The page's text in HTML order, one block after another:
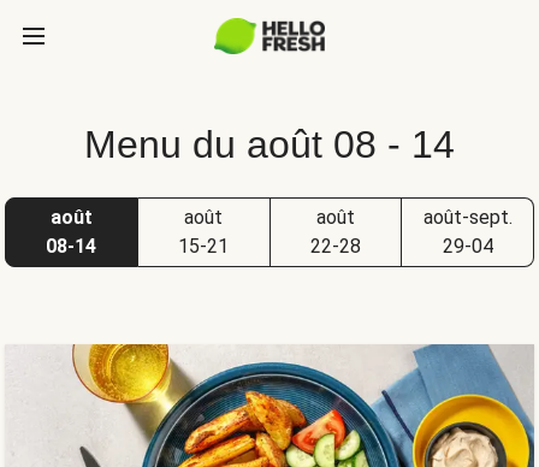
Menu du août 08 - 14
août
08-14
août
15-21
août
22-28
août-sept.
29-04